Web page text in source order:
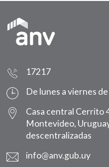
17217
De lunes a viernes
Casa central Cerrito
Montevideo,
descentralizadas
info@anv.gub.uy